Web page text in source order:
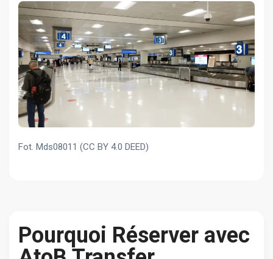
Fot. Mds08011 (CC BY 4.0 DEED)
Pourquoi Réserver avec